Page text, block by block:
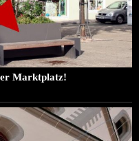
Marktplatz!